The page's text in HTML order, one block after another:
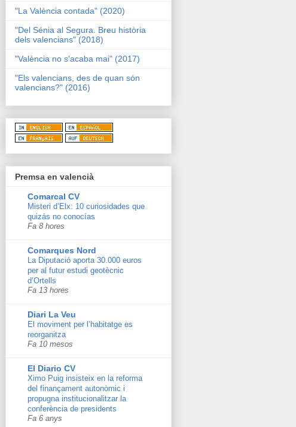
"La València contada" (2020)
"Del Sénia al Segura. Breu història
dels valencians" (2018)
"València no s'acaba mai" (2017)
"Els valencians, des de quan són
valencians?" (2016)
Premsa en valencià
Comarcal CV
Misteri d’Elx: 10 curiosidades que
quizás no conocías
Fa 8 hores
Comarques Nord
La Diputació aporta 30.000 euros
per al futur estudi geotècnic
d’Ortells
Fa 13 hores
Diari La Veu
El moviment per l’habitatge es
reorganitza
Fa 10 mesos
El Diario CV
Ximo Puig insisteix en la reforma
del finançament autonòmic i
propugna institucionalitzar la
conferència de presidents
Fa 6 anys